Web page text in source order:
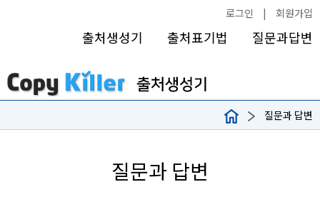
로그인 | 회원가입
출처생성기 출처표기법 질문과답변
질문과 답변
질문과 답변